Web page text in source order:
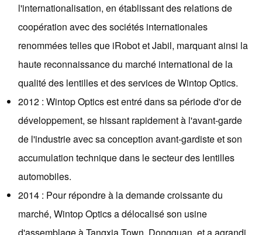
l'internationalisation, en établissant des relations de
coopération avec des sociétés internationales
renommées telles que iRobot et Jabil, marquant ainsi la
haute reconnaissance du marché international de la
qualité des lentilles et des services de Wintop Optics.
2012 : Wintop Optics est entré dans sa période d'or de
développement, se hissant rapidement à l'avant-garde
de l'industrie avec sa conception avant-gardiste et son
accumulation technique dans le secteur des lentilles
automobiles.
2014 : Pour répondre à la demande croissante du
marché, Wintop Optics a délocalisé son usine